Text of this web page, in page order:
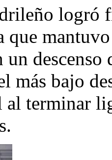
logró
que
más bajo
terminar